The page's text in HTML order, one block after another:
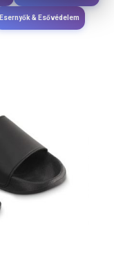
Esernyők & Esővédelem